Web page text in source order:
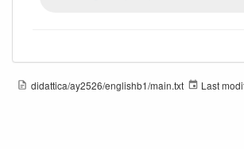
didattica/ay2526/englishb1/main.txt Last